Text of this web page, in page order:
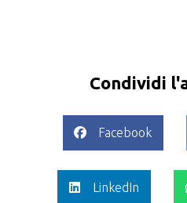
Condividi
Facebook
LinkedIn